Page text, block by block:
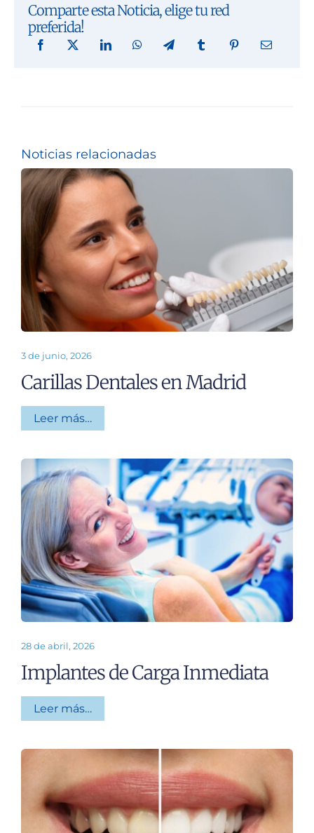
Comparte esta Noticia, elige tu red
preferida!
Noticias relacionadas
3 de junio, 2026
Carillas Dentales en Madrid
Leer más…
28 de abril, 2026
Implantes de Carga Inmediata
Leer más…